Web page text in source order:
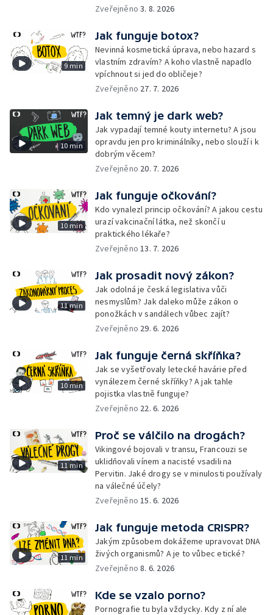
Zveřejněno3. 8. 2026
9 min
Jak funguje botox?
Nevinná kosmetická úprava, nebo hazard s
vlastním zdravím? A koho vlastně napadlo
vpíchnout si jed do obličeje?
Zveřejněno 27. 7. 2026
10 min
Jak temný je dark web?
Jak vypadají temné kouty internetu? A jsou
opravdu jen pro kriminálníky, nebo slouží i k
dobrým věcem?
Zveřejněno 20. 7. 2026
10 min
Jak funguje očkování?
Kdo vynalezl princip očkování? A jakou cestu
urazí vakcinační látka, než skončí u
praktického lékaře?
Zveřejněno13. 7. 2026
11 min
Jak prosadit nový zákon?
Jak odolná je česká legislativa vůči
nesmyslům? Jak daleko může zákon o
ponožkách v sandálech vůbec zajít?
Zveřejněno 29. 6. 2026
10 min
Jak funguje černá skříňka?
Jak se vyšetřovaly letecké havárie před
vynálezem černé skříňky? A jak tahle
pojistka vlastně funguje?
Zveřejněno 22. 6. 2026
11 min
Proč se válčilo na drogách?
Vikingové bojovali v transu, Francouzi se
uklidňovali vínem a nacisté vsadili na
Pervitin. Jaké drogy se v minulosti používaly
na válečné účely?
Zveřejněno15. 6. 2026
11 min
Jak funguje metoda CRISPR?
Jakým způsobem dokážeme upravovat DNA
živých organismů? A je to vůbec etické?
Zveřejněno8. 6. 2026
Kde se vzalo porno?
Pornografie tu byla vždycky. Kdy z ní ale